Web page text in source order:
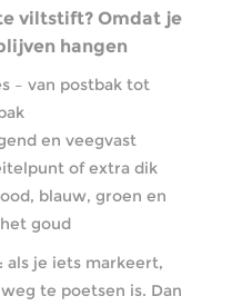
viltstift? Omdat je
hangen
– van postbak tot
en veegvast
of extra dik
blauw, groen en
goud
als je iets markeert,
te poetsen is. Dan